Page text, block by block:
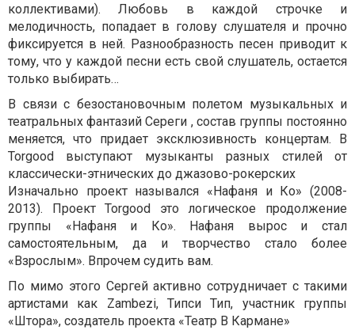
коллективами). Любовь в каждой строчке и
мелодичность, попадает в голову слушателя и прочно
фиксируется в ней. Разнообразность песен приводит к
тому, что у каждой песни есть свой слушатель, остается
только выбирать…
В связи с безостановочным полетом музыкальных и
театральных фантазий Сереги , состав группы постоянно
меняется, что придает эксклюзивность концертам. В
Torgood выступают музыканты разных стилей от
классически-этнических до джазово-рокерских
Изначально проект назывался «Нафаня и Ко» (2008-
2013). Проект Torgood это логическое продолжение
группы «Нафаня и Ко». Нафаня вырос и стал
самостоятельным, да и творчество стало более
«Взрослым». Впрочем судить вам.
По мимо этого Сергей активно сотрудничает с такими
артистами как Zambezi, Типси Тип, участник группы
«Штора», создатель проекта «Театр В Кармане»